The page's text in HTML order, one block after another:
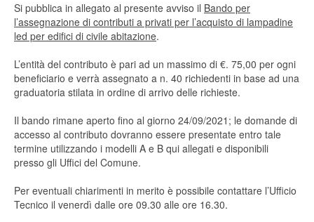
Si pubblica in allegato al presente avviso il Bando per
l’assegnazione di contributi a privati per l’acquisto di lampadine
led per edifici di civile abitazione.
L’entità del contributo è pari ad un massimo di €. 75,00 per ogni
beneficiario e verrà assegnato a n. 40 richiedenti in base ad una
graduatoria stilata in ordine di arrivo delle richieste.
Il bando rimane aperto fino al giorno 24/09/2021; le domande di
accesso al contributo dovranno essere presentate entro tale
termine utilizzando i modelli A e B qui allegati e disponibili
presso gli Uffici del Comune.
Per eventuali chiarimenti in merito è possibile contattare l’Ufficio
Tecnico il venerdì dalle ore 09.30 alle ore 16.30.